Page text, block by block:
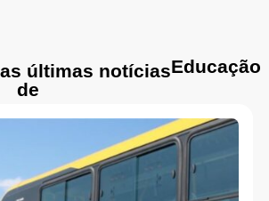
últimas notícias
de
Educação